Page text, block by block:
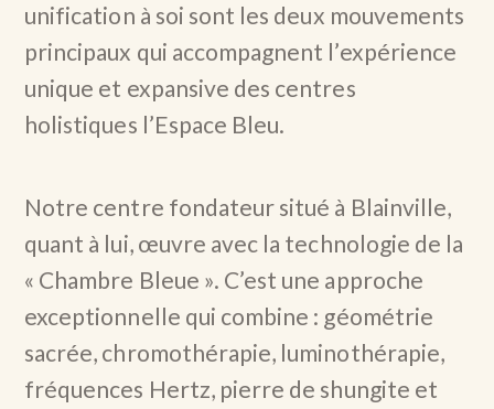
unification à soi sont les deux mouvements
principaux qui accompagnent l’expérience
unique et expansive des centres
holistiques l’Espace Bleu.
Notre centre fondateur situé à Blainville,
quant à lui, œuvre avec la technologie de la
« Chambre Bleue ». C’est une approche
exceptionnelle qui combine : géométrie
sacrée, chromothérapie, luminothérapie,
fréquences Hertz, pierre de shungite et